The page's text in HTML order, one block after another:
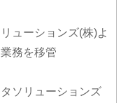
ューションズ(株)よ
務を移管
ソリューションズ